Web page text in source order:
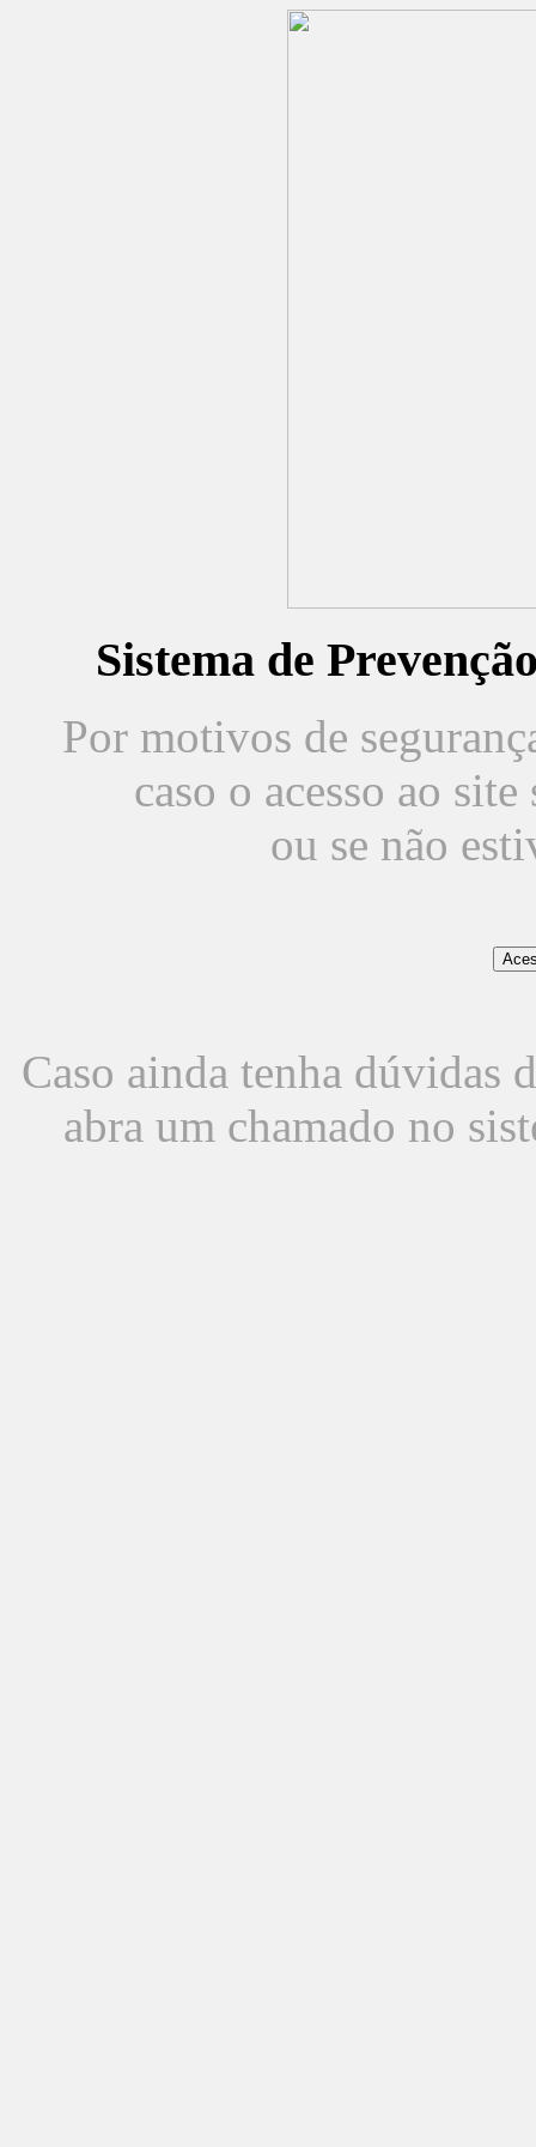
Sistema de
Por motivos de
caso o acesso ao
ou se não
Caso ainda tenha dúvidas
abra um chamado no